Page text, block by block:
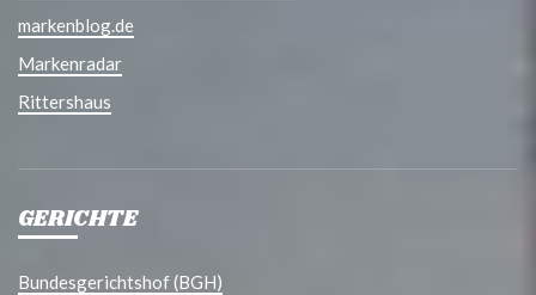
markenblog.de
Markenradar
Rittershaus
GERICHTE
Bundesgerichtshof (BGH)